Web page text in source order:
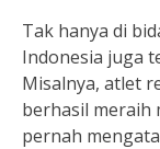
Tak hanya di
Indonesia juga
Misalnya, atlet
berhasil meraih
pernah